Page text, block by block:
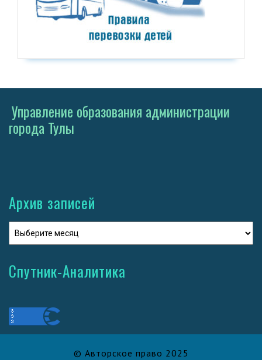
Управление образования администрации
города Тулы
Архив записей
Спутник-Аналитика
© Авторское право 2025